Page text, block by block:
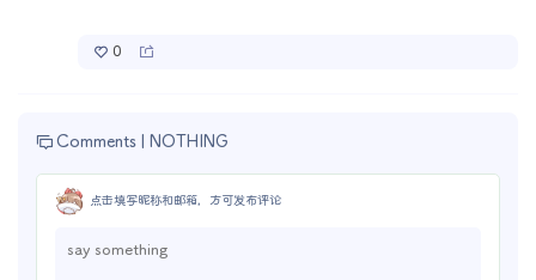
0
Comments | NOTHING
点击填写昵称和邮箱，方可发布评论